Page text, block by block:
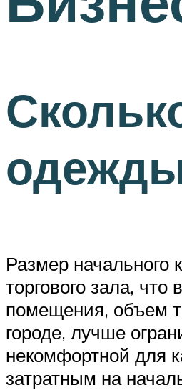
Размер начального
торгового зала,
помещения, объем
городе, лучше
некомфортной для
затратным на